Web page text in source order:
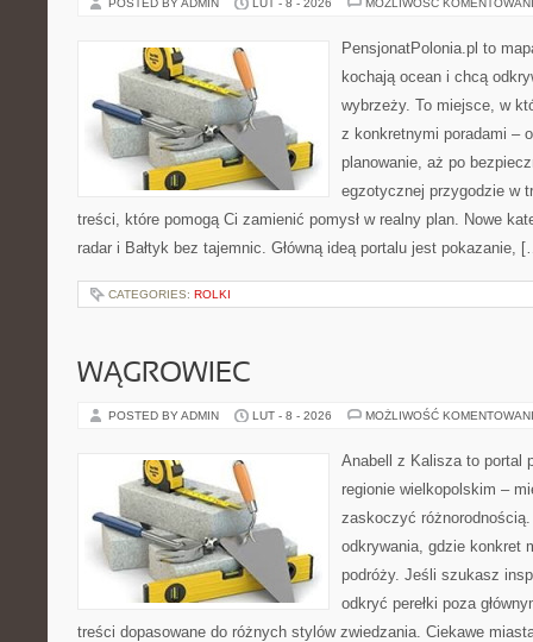
POSTED BY ADMIN LUT - 8 - 2026 MOŻLIWOŚĆ
PensjonatPolonia.pl to
kochają ocean i chcą
wybrzeży. To miejsce, w
z konkretnymi poradami –
planowanie, aż po
egzotycznej przygodzie w
treści, które pomogą Ci zamienić pomysł w realny plan. Nowe
radar i Bałtyk bez tajemnic. Główną ideą portalu jest pokazanie,
CATEGORIES: ROLKI
WĄGROWIEC
POSTED BY ADMIN LUT - 8 - 2026 MOŻLIWOŚĆ
Anabell z Kalisza to portal
regionie wielkopolskim –
zaskoczyć
odkrywania, gdzie konkret
podróży. Jeśli szukasz
odkryć perełki poza
treści dopasowane do różnych stylów zwiedzania. Ciekawe